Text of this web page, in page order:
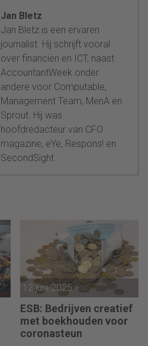
Jan Bletz
Jan Bletz is een ervaren
journalist. Hij schrijft vooral
over financiën en ICT, naast
AccountantWeek onder
andere voor Computable,
Management Team, MenA en
Sprout. Hij was
hoofdredacteur van CFO
magazine, eYe, Respons! en
SecondSight.
12 juni 2025
ESB: Bedrijven creatief
met boekhouden voor
coronasteun